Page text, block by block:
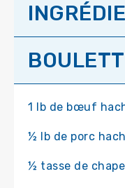
1 lb de bœuf
½ lb de porc
½ tasse de